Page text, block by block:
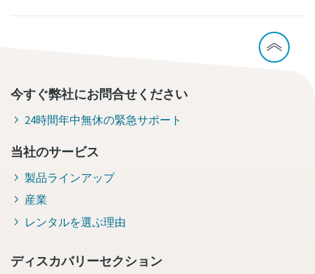
今すぐ弊社にお問合せください
24時間年中無休の緊急サポート
当社のサービス
製品ラインアップ
産業
レンタルを選ぶ理由
ディスカバリーセクション